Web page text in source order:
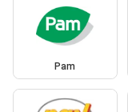
Pam